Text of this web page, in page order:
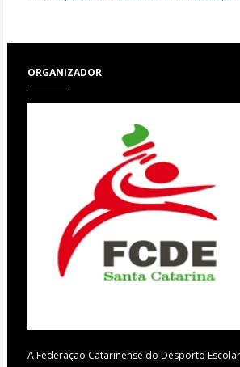
ORGANIZADOR
A Federação Catarinense do Desporto